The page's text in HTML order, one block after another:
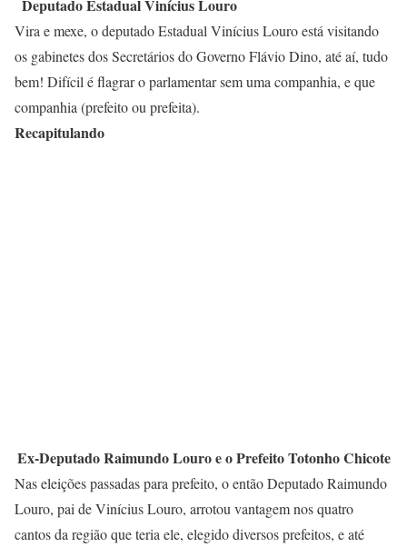
Deputado Estadual Vinícius Louro
Vira e mexe, o deputado Estadual Vinícius Louro está visitando
os gabinetes dos Secretários do Governo Flávio Dino, até aí, tudo
bem! Difícil é flagrar o parlamentar sem uma companhia, e que
companhia (prefeito ou prefeita).
Recapitulando
Ex-Deputado Raimundo Louro e o Prefeito Totonho Chicote
Nas eleições passadas para prefeito, o então Deputado Raimundo
Louro, pai de Vinícius Louro, arrotou vantagem nos quatro
cantos da região que teria ele, elegido diversos prefeitos, e até